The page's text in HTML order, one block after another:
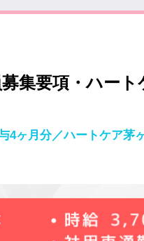
集要項・ハー
4ヶ月分／ハートケア茅